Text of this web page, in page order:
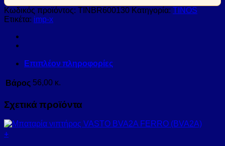
Κωδικός προϊόντος: TINBR600130 Κατηγορία: TINOS
Ετικέτα: imp-x
Επιπλέον πληροφορίες
Βάρος 56,00 κ.
Σχετικά προϊόντα
+